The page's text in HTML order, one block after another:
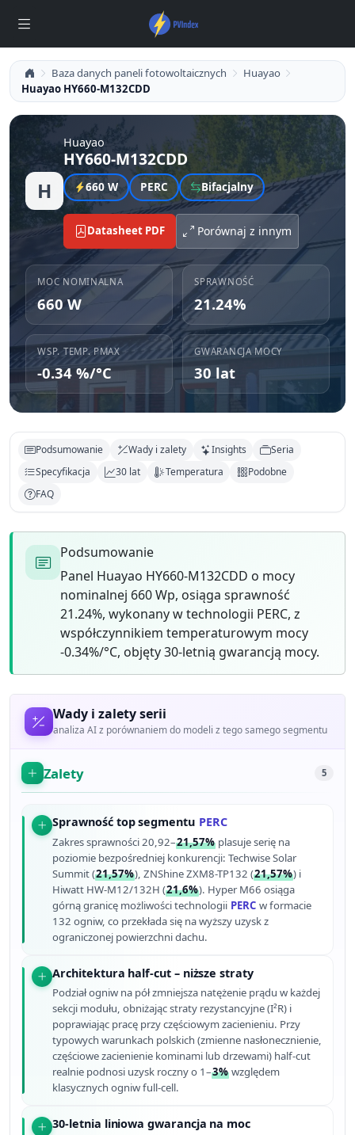
Baza danych paneli fotowoltaicznych
Huayao
Huayao HY660-M132CDD
H
Huayao
HY660-M132CDD
660 W PERC Bifacjalny
Datasheet PDF Porównaj z innym
MOC NOMINALNA
660 W
SPRAWNOŚĆ
21.24%
WSP. TEMP. PMAX
-0.34 %/°C
GWARANCJA MOCY
30 lat
Podsumowanie Wady i zalety Insights
Seria
Specyfikacja
30 lat Temperatura
Podobne
FAQ
Podsumowanie
Panel Huayao HY660-M132CDD o mocy
nominalnej 660 Wp, osiąga sprawność
21.24%, wykonany w technologii PERC, z
współczynnikiem temperaturowym mocy
-0.34%/°C, objęty 30-letnią gwarancją mocy.
Wady i zalety serii
analiza AI z porównaniem do modeli z tego samego segmentu
Zalety 5
Sprawność top segmentu PERC
Zakres sprawności 20,92–21,57% plasuje serię na
poziomie bezpośredniej konkurencji: Techwise Solar
Summit (21,57%), ZNShine ZXM8-TP132 (21,57%) i
Hiwatt HW-M12/132H (21,6%). Hyper M66 osiąga
górną granicę możliwości technologii PERC w formacie
132 ogniw, co przekłada się na wyższy uzysk z
ograniczonej powierzchni dachu.
Architektura half-cut – niższe straty
Podział ogniw na pół zmniejsza natężenie prądu w każdej
sekcji modułu, obniżając straty rezystancyjne (I²R) i
poprawiając pracę przy częściowym zacienieniu. Przy
typowych warunkach polskich (zmienne nasłonecznienie,
częściowe zacienienie kominami lub drzewami) half-cut
realnie podnosi uzysk roczny o 1–3% względem
klasycznych ogniw full-cell.
30-letnia liniowa gwarancja na moc